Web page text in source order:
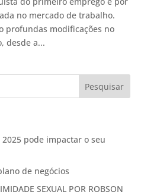
no mercado de trabalho.
profundas modificações no
desde a...
2025 pode impactar o seu
de negócios
SEXUAL POR ROBSON